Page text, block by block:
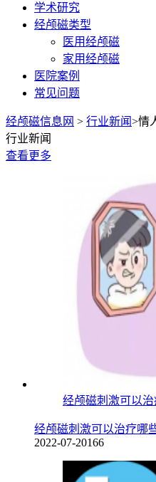
学术研究
经颅磁类型
医用经颅磁
家用经颅磁
医院案例
常见问题
经颅磁信息网 > 行业新闻>情
行业新闻
查看更多
经颅磁刺激可以
经颅磁刺激可以治疗哪
2022-07-20166